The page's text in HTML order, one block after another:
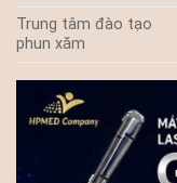
Trung tâm đào tạo
phun xăm